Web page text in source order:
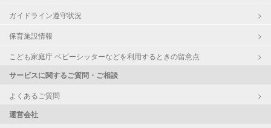
ガイドライン遵守状況
保育施設情報
こども家庭庁 ベビーシッターなどを利用するときの留意点
サービスに関するご質問・ご相談
よくあるご質問
運営会社